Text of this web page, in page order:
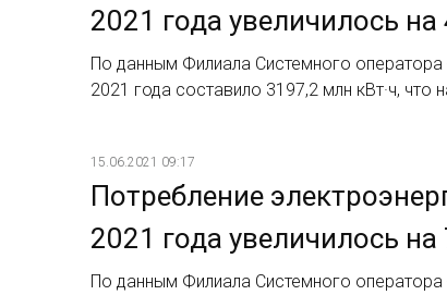
2021 года увеличилось
По данным Филиала Системного
2021 года составило 3197,2 млн кВт·ч,
15.06.2021 09:17
Потребление
2021 года увеличилось
По данным Филиала Системного